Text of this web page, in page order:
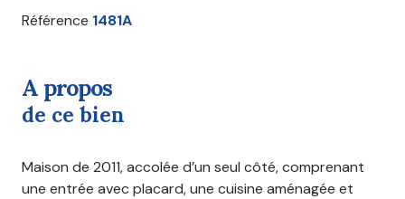
Référence 1481A
a propos
de ce bien
Maison de 2011, accolée d’un seul côté, comprenant
une entrée avec placard, une cuisine aménagée et